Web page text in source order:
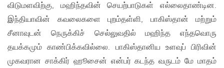
விடுமளவிற்கு, மஹிந்தவின் செயற்பாடுகள் எல்லைதாண்டின.
இந்தியாவின் கவலைகளை புறம்தள்ளி, பாகிஸ்தான் மற்றும்
சீனாவுடன் நெருக்கிச் செல்லுவதில் மஹிந்த எந்தவொரு
தயக்கமும் காண்பிக்கவில்லை. பாகிஸ்தானிய உளவுப் பிரிவின்
முகவரான சாக்கிர் ஹூசைன் என்பர் கடந்த வருடம் மே மாதம்